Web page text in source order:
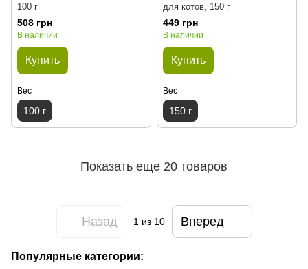
Популярные категории:
100 г
508 грн
В наличии
Купить
Вес
100 г
для котов, 150 г
449 грн
В наличии
Купить
Вес
150 г
Показать еще 20 товаров
Назад 1 из 10 Вперед